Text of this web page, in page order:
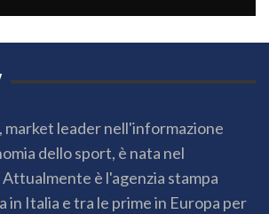
market leader nell'informazione
dello sport, è nata nel
è l'agenzia stampa
in Italia e tra le prime in Europa per